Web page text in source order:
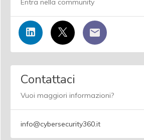
Entra nella community
Contattaci
Vuoi maggiori informazioni?
info@cybersecurity360.it